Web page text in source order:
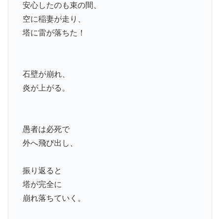
安心したのも束の間、
空に稲妻が走り、
塔に雷が落ちた！
石壁が崩れ、
炎が上がる。
愚者は必死で
外へ飛び出し、
振り返ると
塔が完全に
崩れ落ちていく。